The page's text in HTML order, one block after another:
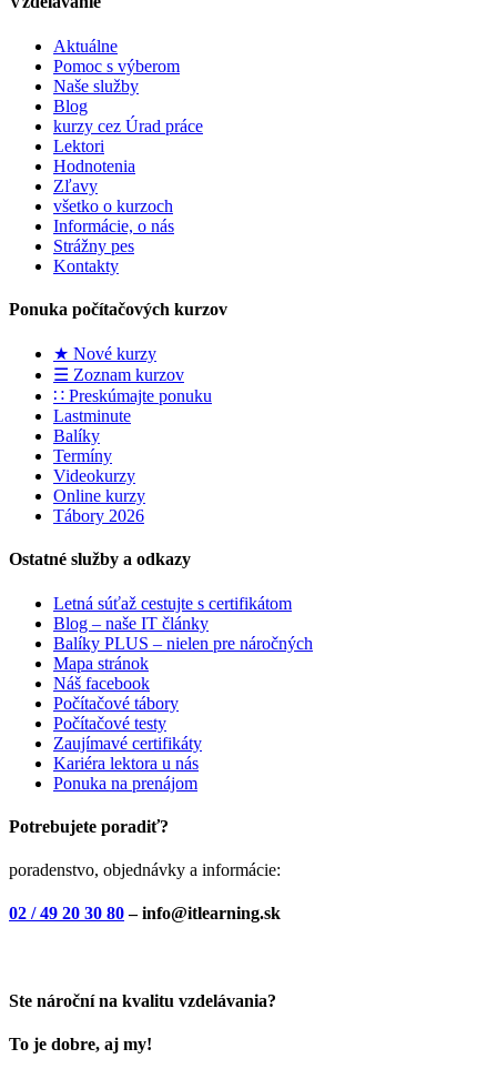
Aktuálne
Pomoc s výberom
Naše služby
Blog
kurzy cez Úrad práce
Lektori
Hodnotenia
Zľavy
všetko o kurzoch
Informácie, o nás
Strážny pes
Kontakty
Ponuka počítačových kurzov
★ Nové kurzy
☰ Zoznam kurzov
∷ Preskúmajte ponuku
Lastminute
Balíky
Termíny
Videokurzy
Online kurzy
Tábory 2026
Ostatné služby a odkazy
Letná súťaž cestujte s certifikátom
Blog – naše IT články
Balíky PLUS – nielen pre náročných
Mapa stránok
Náš facebook
Počítačové tábory
Počítačové testy
Zaujímavé certifikáty
Kariéra lektora u nás
Ponuka na prenájom
Potrebujete poradiť?
poradenstvo, objednávky a informácie:
02 / 49 20 30 80– info@itlearning.sk
Ste nároční na kvalitu vzdelávania?
To je dobre, aj my!